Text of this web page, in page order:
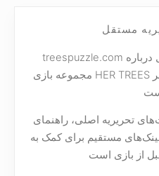
مستقل
treespuzzle.com یک سایت اطلاعاتی مستقل درباره
مجموعه بازی HER TREES است و وب‌سایت رسمی ناشر
تحریریه اصلی، راهنمای
مستقیم برای کمک به